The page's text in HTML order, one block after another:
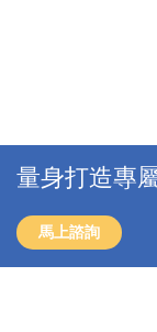
量身打造專
馬上諮詢